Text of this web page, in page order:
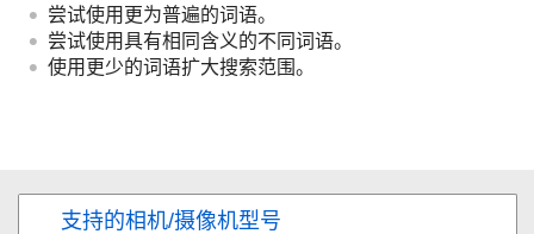
尝试使用更为普遍的词语。
尝试使用具有相同含义的不同词语。
使用更少的词语扩大搜索范围。
支持的相机/摄像机型号